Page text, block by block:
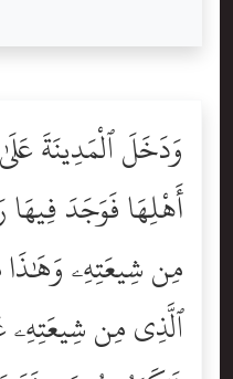
وَدَخَلَ ٱلْمَدِينَةَ
أَهْلِهَا فَوَجَدَ
مِن شِيعَتِهِۦ
ٱلَّذِى مِن